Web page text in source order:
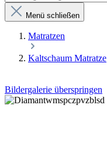
Menü schließen
Matratzen
Kaltschaum Matratze
Bildergalerie überspringen